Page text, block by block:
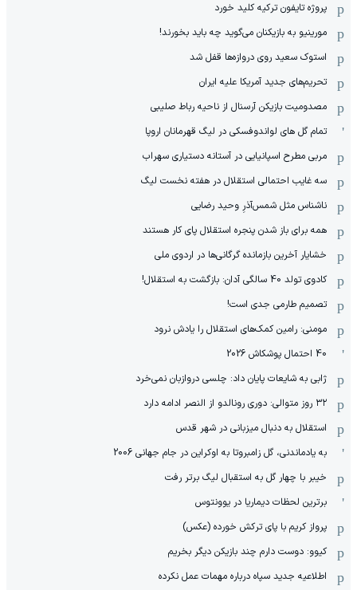
پروژه تایفون ترکیه کلید خورد
مورینیو به بازیکنان می‌گوید چه باید بخورند!
استوک سعید روی دروازه‌ها قفل شد
تحریم‌های جدید آمریکا علیه ایران
مصدومیت بازیکن آرسنال از ناحیه رباط صلیبی
تمام گل های لواندوفسکی در لیگ قهرمانان اروپا
مربی مطرح اسپانیایی در آستانه دستیاری سهراب
سه غایب احتمالی استقلال در هفته نخست لیگ
ناشناس مثل شمس‌آذرِ وحید رضایی
همه برای باز شدن پنجره استقلال پای کار هستند
خشایار آخرین بازمانده گرگانی‌ها در اردوی ملی
کادوی تولد 40 سالگی آدان: بازگشت به استقلال!
تصمیم طارمی جدی است!
مومنی: رامین کمک‌های استقلال را یادش نرود
40 احتمال پوشکاش 2026
ژابی به شایعات پایان داد: چلسی دروازبان نمی‌خرد
۳۲ روز متوالی: دوری رونالدو از النصر ادامه دارد
استقلال به دنبال میزبانی در شهر قدس
به یادماندنی، گل زامبروتا به اوکراین در جام جهانی 2006
خیبر با چهار گل به استقبال لیگ برتر رفت
برترین لحظات دیماریا در یوونتوس
پرواز کریم با پای ترکش خورده (عکس)
کیوو: دوست دارم چند بازیکن دیگر بخریم
اطلاعیه جدید سپاه درباره مهمات عمل نکرده